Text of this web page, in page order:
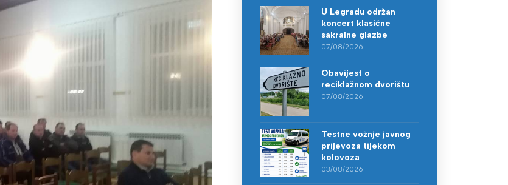
U Legradu održan
koncert klasične
sakralne glazbe
07/08/2026
Obavijest o
reciklažnom dvorištu
07/08/2026
Testne vožnje javnog
prijevoza tijekom
kolovoza
03/08/2026